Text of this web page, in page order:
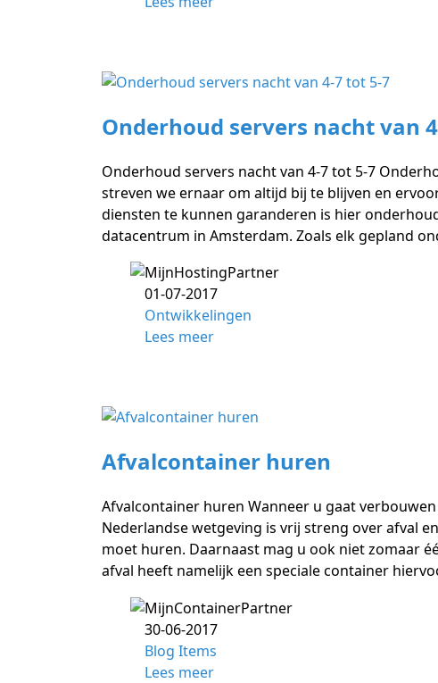
Onderhoud servers nacht van
Onderhoud servers nacht van 4-7 tot 5-7
streven we ernaar om altijd bij te blijven en
diensten te kunnen garanderen is hier
datacentrum in Amsterdam. Zoals elk gepland
01-07-2017
Ontwikkelingen
Lees meer
Afvalcontainer huren
Afvalcontainer huren Wanneer u gaat
Nederlandse wetgeving is vrij streng over afval
moet huren. Daarnaast mag u ook niet zomaar
afval heeft namelijk een speciale container
30-06-2017
Blog Items
Lees meer